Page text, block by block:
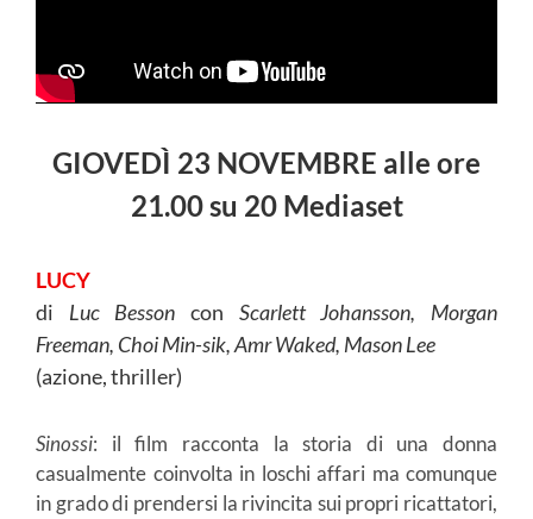
GIOVEDÌ 23 NOVEMBRE alle ore
21.00 su 20 Mediaset
LUCY
di Luc Bessoncon Scarlett Johansson, Morgan
Freeman, Choi Min-sik, Amr Waked, Mason Lee
(azione, thriller)
Sinossi: il film racconta la storia di una donna
casualmente coinvolta in loschi affari ma comunque
in grado di prendersi la rivincita sui propri ricattatori,